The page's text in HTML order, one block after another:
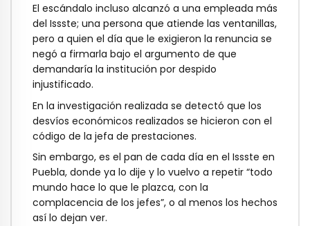
El escándalo incluso alcanzó a una empleada más
del Issste; una persona que atiende las ventanillas,
pero a quien el día que le exigieron la renuncia se
negó a firmarla bajo el argumento de que
demandaría la institución por despido
injustificado.
En la investigación realizada se detectó que los
desvíos económicos realizados se hicieron con el
código de la jefa de prestaciones.
Sin embargo, es el pan de cada día en el Issste en
Puebla, donde ya lo dije y lo vuelvo a repetir “todo
mundo hace lo que le plazca, con la
complacencia de los jefes”, o al menos los hechos
así lo dejan ver.